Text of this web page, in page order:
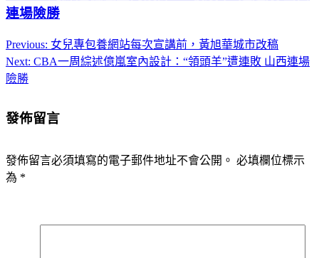
連場險勝
文
章
覽
Previous: 女兒專包養網站每次宣講前，黃旭華城市改稿
Next: CBA一周綜述億嵐室內設計：“領頭羊”遭連敗 山西連場
險勝
發佈留言
發佈留言必須填寫的電子郵件地址不會公開。 必填欄位標示
為 *